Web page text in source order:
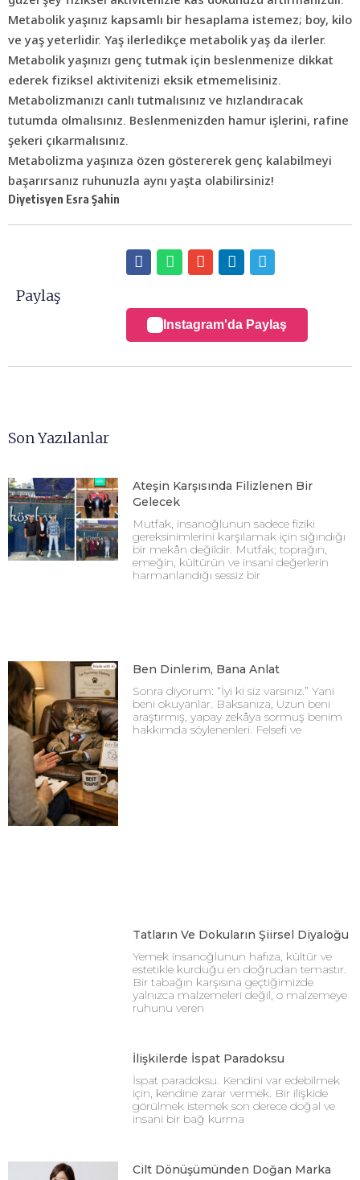
Metabolik yaşınız kapsamlı bir hesaplama istemez; boy, kilo
ve yaş yeterlidir. Yaş ilerledikçe metabolik yaş da ilerler.
Metabolik yaşınızı genç tutmak için beslenmenize dikkat
ederek fiziksel aktivitenizi eksik etmemelisiniz.
Metabolizmanızı canlı tutmalısınız ve hızlandıracak
tutumda olmalısınız. Beslenmenizden hamur işlerini, rafine
şekeri çıkarmalısınız.
Metabolizma yaşınıza özen göstererek genç kalabilmeyi
başarırsanız ruhunuzla aynı yaşta olabilirsiniz!
Diyetisyen Esra Şahin
Paylaş
Instagram'da Paylaş
Son Yazılanlar
Ateşin Karşısında Filizlenen Bir
Gelecek
Mutfak, insanoğlunun sadece fiziki
gereksinimlerini karşılamak için sığındığı
bir mekân değildir. Mutfak; toprağın,
emeğin, kültürün ve insani değerlerin
harmanlandığı sessiz bir
Ben Dinlerim, Bana Anlat
Sonra diyorum: “İyi ki siz varsınız.” Yani
beni okuyanlar. Baksanıza, Uzun beni
araştırmış, yapay zekâya sormuş benim
hakkımda söylenenleri. Felsefi ve
Tatların Ve Dokuların Şiirsel Diyaloğu
Yemek insanoğlunun hafıza, kültür ve
estetikle kurduğu en doğrudan temastır.
Bir tabağın karşısına geçtiğimizde
yalnızca malzemeleri değil, o malzemeye
ruhunu veren
İlişkilerde İspat Paradoksu
İspat paradoksu. Kendini var edebilmek
için, kendine zarar vermek. Bir ilişkide
görülmek istemek son derece doğal ve
insani bir bağ kurma
Cilt Dönüşümünden Doğan Marka